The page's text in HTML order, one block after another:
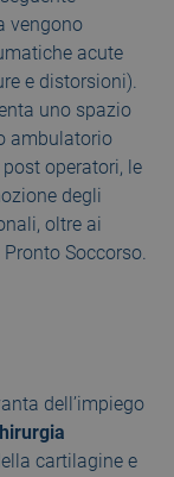
vengono
acute
e distorsioni).
uno spazio
ambulatorio
operatori, le
degli
oltre ai
Soccorso.
dell’impiego
cartilagine e